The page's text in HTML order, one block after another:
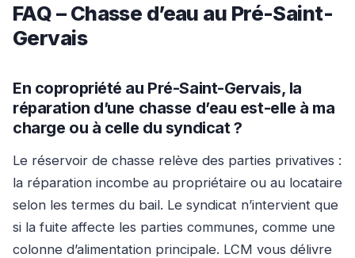
FAQ – Chasse d’eau au Pré-Saint-
Gervais
En copropriété au Pré-Saint-Gervais, la
réparation d’une chasse d’eau est-elle à ma
charge ou à celle du syndicat ?
Le réservoir de chasse relève des parties privatives :
la réparation incombe au propriétaire ou au locataire
selon les termes du bail. Le syndicat n’intervient que
si la fuite affecte les parties communes, comme une
colonne d’alimentation principale. LCM vous délivre